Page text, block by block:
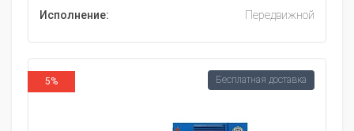
Исполнение:
Передвижной
5% Бесплатная доставка